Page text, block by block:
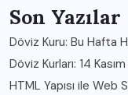
Son Yazılar
Döviz Kuru: Bu Hafta
Döviz Kurları: 14
HTML Yapısı ile Web